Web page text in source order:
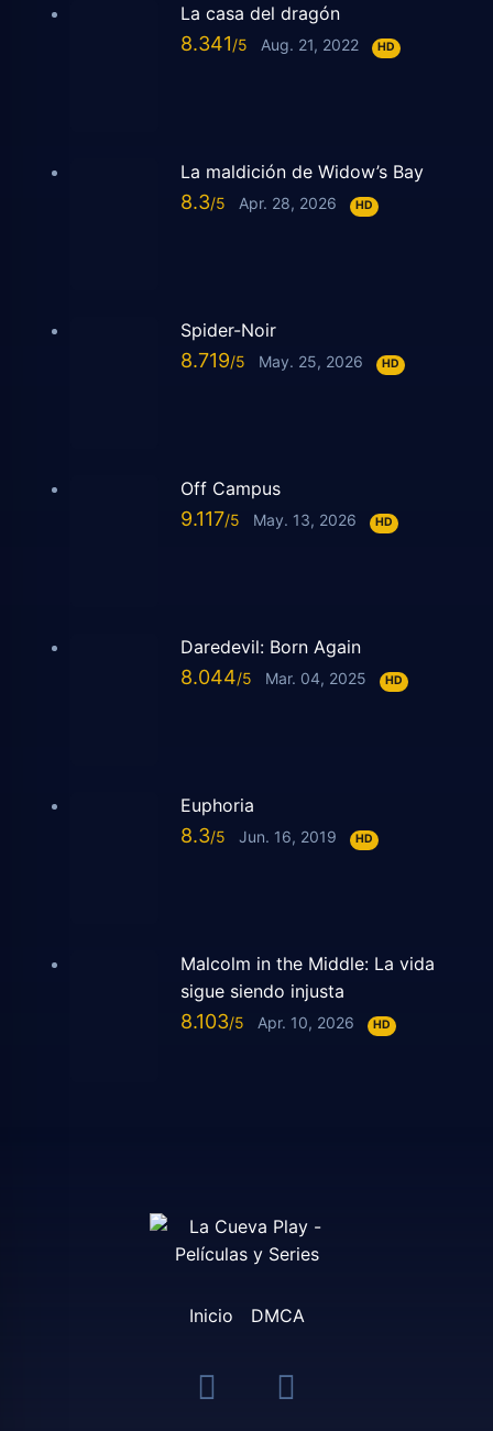
La casa del dragón
8.341 Aug. 21, 2022 HD
La maldición de Widow’s Bay
8.3 Apr. 28, 2026 HD
Spider-Noir
8.719 May. 25, 2026 HD
Off Campus
9.117 May. 13, 2026 HD
Daredevil: Born Again
8.044 Mar. 04, 2025 HD
Euphoria
8.3 Jun. 16, 2019 HD
Malcolm in the Middle: La vida
sigue siendo injusta
8.103 Apr. 10, 2026 HD
Inicio DMCA